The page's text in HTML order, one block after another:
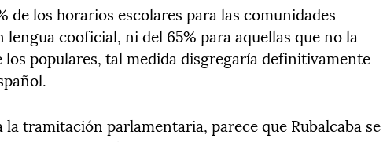
de los horarios escolares para las comunidades
cooficial, ni del 65% para aquellas que no la
los populares, tal medida disgregaría definitivamente
la tramitación parlamentaria, parece que Rubalcaba se